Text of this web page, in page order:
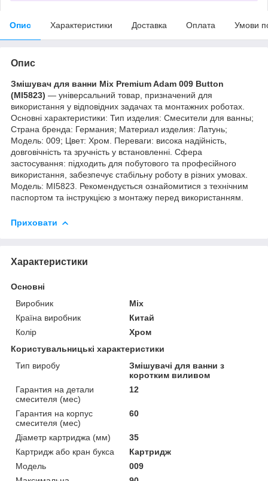
Опис Характеристики Доставка Оплата Умови
Опис
Змішувач для ванни Mix Premium Adam 009 Button
(MI5823) — універсальний товар, призначений для
використання у відповідних задачах та монтажних роботах.
Основні характеристики: Тип изделия: Смесители для ванны;
Страна бренда: Германия; Материал изделия: Латунь;
Мoдель: 009; Цвет: Хром. Переваги: висока надійність,
довговічність та зручність у встановленні. Сфера
застосування: підходить для побутового та професійного
використання, забезпечує стабільну роботу в різних умовах.
Модель: MI5823. Рекомендується ознайомитися з технічним
паспортом та інструкцією з монтажу перед використанням.
Приховати
Характеристики
Основні
Виробник
Mix
Країна виробник
Китай
Колір
Хром
Користувальницькі характеристики
Тип виробу
Змішувачі для ванни з
коротким виливом
Гарантия на детали
смесителя (мес)
12
Гарантия на корпус
смесителя (мес)
60
Діаметр картриджа (мм)
35
Картридж або кран букса
Картридж
Мoдель
009